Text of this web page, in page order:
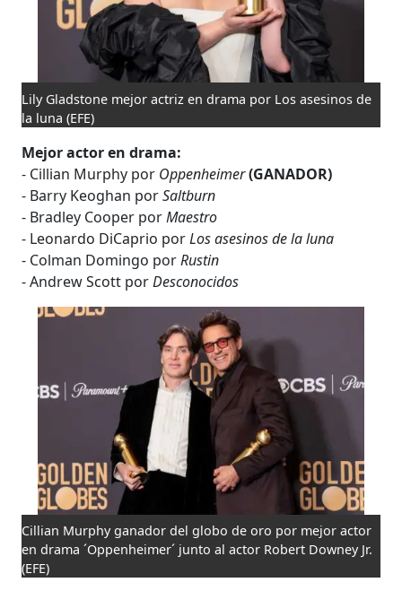
Lily Gladstone mejor actriz en drama por Los asesinos de
la luna (EFE)
Mejor actor en drama:
- Cillian Murphy por Oppenheimer(GANADOR)
- Barry Keoghan porSaltburn
- Bradley Cooper porMaestro
- Leonardo DiCaprio porLos asesinos de la luna
- Colman Domingo porRustin
- Andrew Scott porDesconocidos
Cillian Murphy ganador del globo de oro por mejor actor
en drama ´Oppenheimer´ junto al actor Robert Downey Jr.
(EFE)